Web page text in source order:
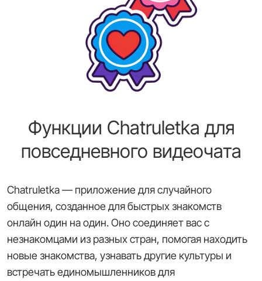
Функции Chatruletka для
повседневного видеочата
Chatruletka — приложение для случайного
общения, созданное для быстрых знакомств
онлайн один на один. Оно соединяет вас с
незнакомцами из разных стран, помогая находить
новые знакомства, узнавать другие культуры и
встречать единомышленников для